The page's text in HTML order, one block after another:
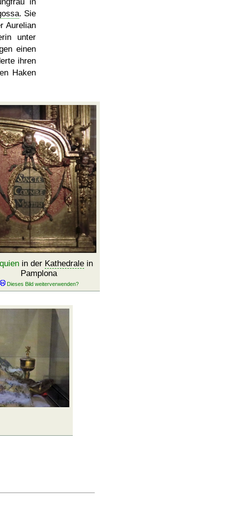
. Sie
Aurelian
unter
einen
ihren
Haken
in der Kathedralein
Pamplona